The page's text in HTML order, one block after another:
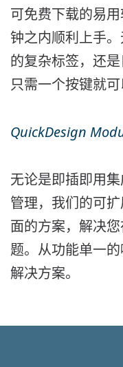
可免费下载的易
钟之内顺利上手
的复杂标签，还
只需一个按键就可
QuickDesign
无论是即插即用
管理，我们的可
面的方案，解决
题。从功能单一
解决方案。